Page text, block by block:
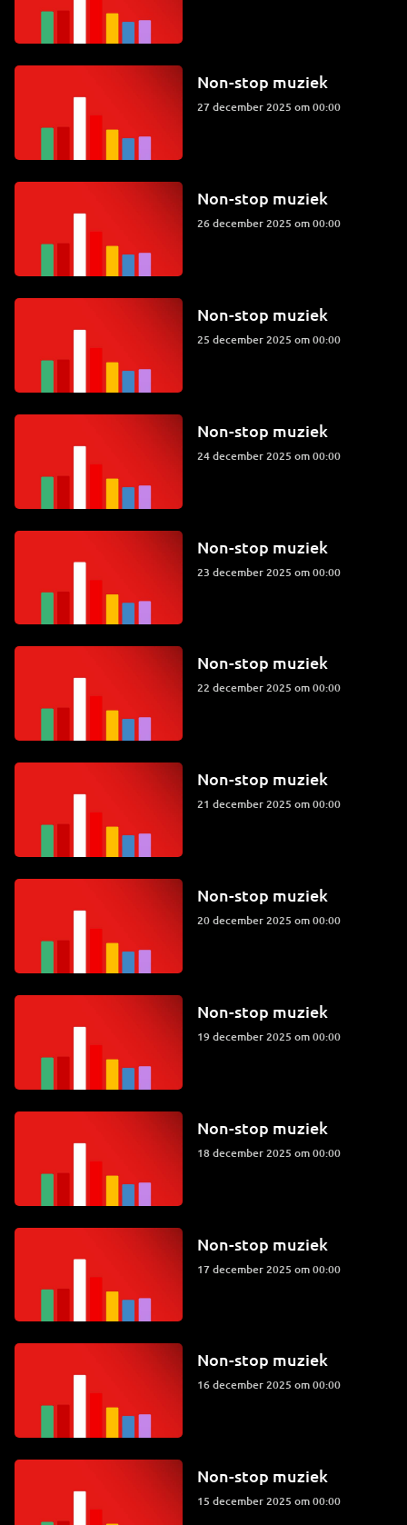
Non-stop muziek
27 december 2025 om 00:00
Non-stop muziek
26 december 2025 om 00:00
Non-stop muziek
25 december 2025 om 00:00
Non-stop muziek
24 december 2025 om 00:00
Non-stop muziek
23 december 2025 om 00:00
Non-stop muziek
22 december 2025 om 00:00
Non-stop muziek
21 december 2025 om 00:00
Non-stop muziek
20 december 2025 om 00:00
Non-stop muziek
19 december 2025 om 00:00
Non-stop muziek
18 december 2025 om 00:00
Non-stop muziek
17 december 2025 om 00:00
Non-stop muziek
16 december 2025 om 00:00
Non-stop muziek
15 december 2025 om 00:00